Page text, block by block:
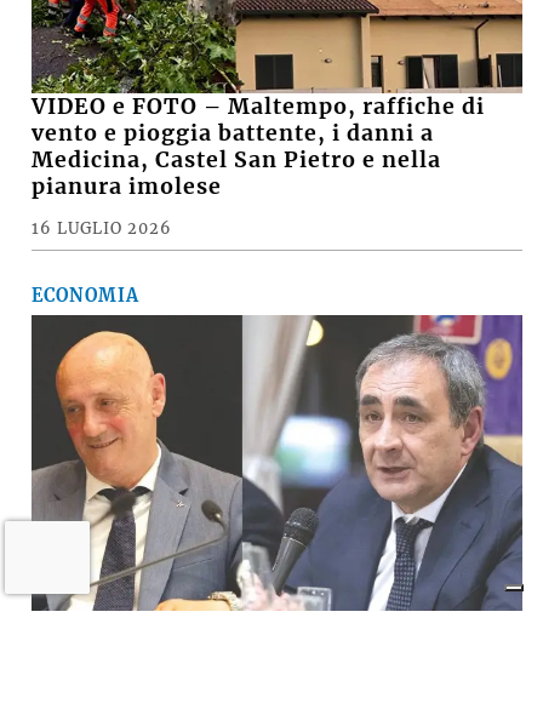
VIDEO e FOTO – Maltempo, raffiche di
vento e pioggia battente, i danni a
Medicina, Castel San Pietro e nella
pianura imolese
16 LUGLIO 2026
ECONOMIA